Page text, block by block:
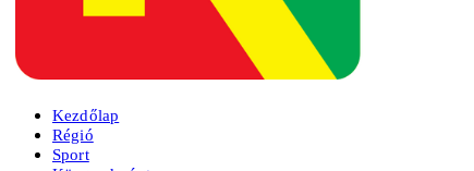
Kezdőlap
Régió
Sport